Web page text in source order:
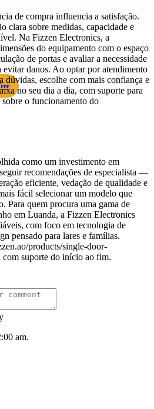
de compra influencia a satisfação.
clara sobre medidas, capacidade e
Na Fizzen Electronics, a
do equipamento com o espaço
de portas e avaliar a necessidade
evitar danos. Ao optar por atendimento
dúvidas, escolhe com mais confiança e
no seu dia a dia, com suporte para
o funcionamento do
como um investimento em
recomendações de especialista —
eficiente, vedação de qualidade e
fácil selecionar um modelo que
Para quem procura uma gama de
em Luanda, a Fizzen Electronics
com foco em tecnologia de
pensado para lares e famílias.
products/single-door-
com suporte do início ao fim.
am.